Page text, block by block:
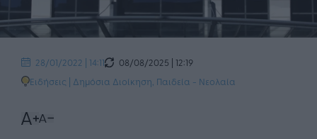
28/01/2022 | 14:11
08/08/2025 | 12:19
Ειδήσεις | Δημόσια Διοίκηση Παιδεία - Νεολαία